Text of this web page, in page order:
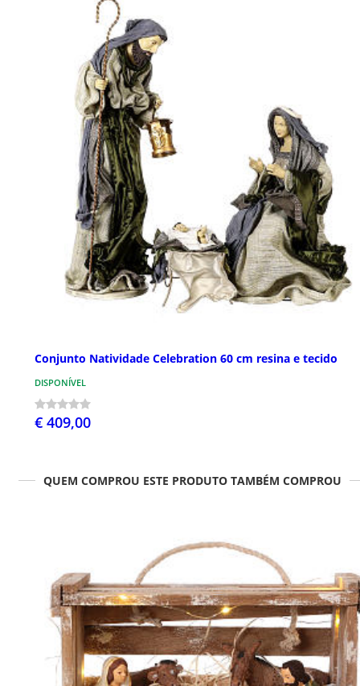
Conjunto Natividade Celebration 60 cm resina e tecido
DISPONÍVEL
€ 409,00
QUEM COMPROU ESTE PRODUTO TAMBÉM COMPROU